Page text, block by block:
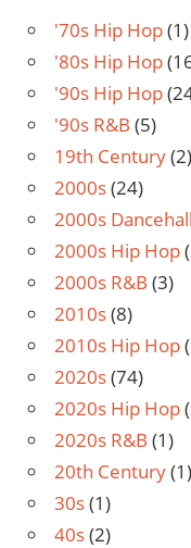
'70s Hip Hop(1)
'80s Hip Hop
'90s Hip Hop
'90s R&B (5)
19th Century(2)
2000s(24)
2000s Dancehall
2000s Hip Hop
2000s R&B (3)
2010s(8)
2010s Hip Hop
2020s(74)
2020s Hip Hop
2020s R&B (1)
20th Century(1)
30s(1)
40s(2)